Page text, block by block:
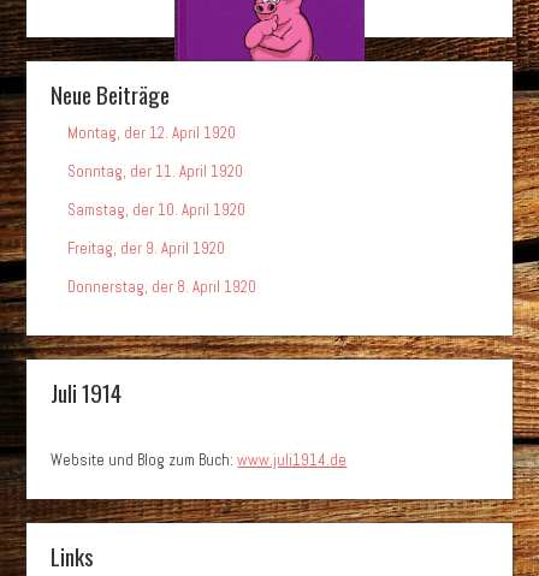
Neue Beiträge
Montag, der 12. April 1920
Sonntag, der 11. April 1920
Samstag, der 10. April 1920
Freitag, der 9. April 1920
Donnerstag, der 8. April 1920
Juli 1914
Website und Blog zum Buch:www.juli1914.de
Links